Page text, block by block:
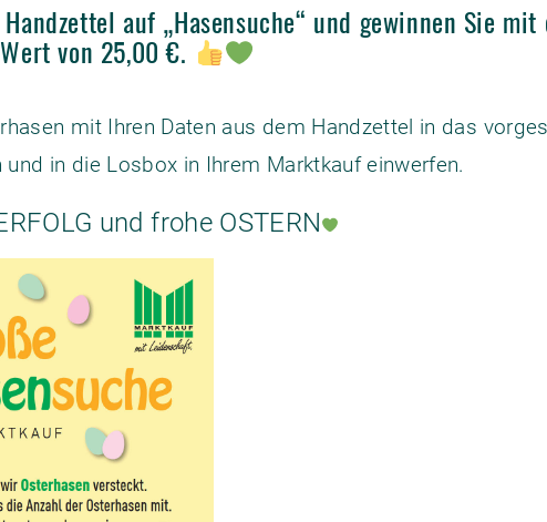
auf „Hasensuche“ und gewinnen Sie
von 25,00 €.
mit Ihren Daten aus dem Handzettel in das
in die Losbox in Ihrem Marktkauf einwerfen.
und frohe OSTERN